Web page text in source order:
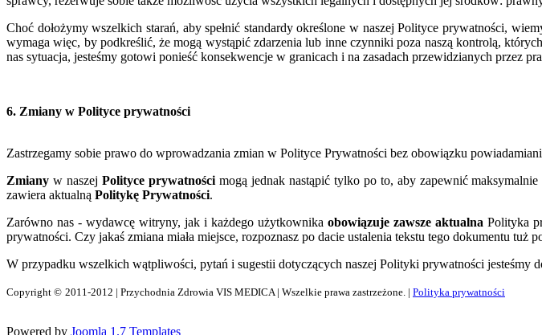
Choć dołożymy wszelkich starań, aby spełnić standardy określone w naszej Polityce prywatności,
wymaga więc, by podkreślić, że mogą wystąpić zdarzenia lub inne czynniki poza naszą kontrolą,
nas sytuacja, jesteśmy gotowi ponieść konsekwencje w granicach i na zasadach przewidzianych przez
6. Zmiany w Polityce prywatności
Zastrzegamy sobie prawo do wprowadzania zmian w Polityce Prywatności bez obowiązku
Zmiany w naszej Polityce prywatności mogą jednak nastąpić tylko po to, aby zapewnić
zawiera aktualną Politykę Prywatności.
Zarówno nas - wydawcę witryny, jak i każdego użytkownika obowiązuje zawsze aktualna Polityka
prywatności. Czy jakaś zmiana miała miejsce, rozpoznasz po dacie ustalenia tekstu tego dokumentu tuż
W przypadku wszelkich wątpliwości, pytań i sugestii dotyczących naszej Polityki prywatności jesteśmy
Copyright © 2011-2012 | Przychodnia Zdrowia VIS MEDICA | Wszelkie prawa zastrzeżone. | Polityka prywatności
Powered by Joomla 1.7 Templates